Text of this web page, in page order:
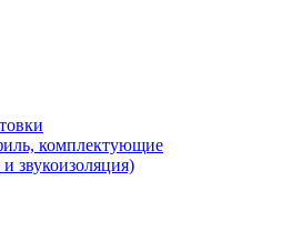
комплектующие
звукоизоляция)